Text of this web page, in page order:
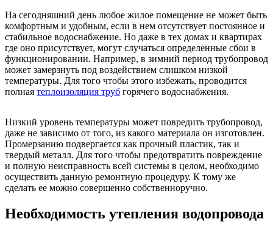
На сегодняшний день любое жилое помещение не может быть
комфортным и удобным, если в нем отсутствует постоянное и
стабильное водоснабжение. Но даже в тех домах и квартирах
где оно присутствует, могут случаться определенные сбои в
функционировании. Например, в зимний период трубопровод
может замерзнуть под воздействием слишком низкой
температуры. Для того чтобы этого избежать, проводится
полная теплоизоляция труб горячего водоснабжения.
Низкий уровень температуры может повредить трубопровод,
даже не зависимо от того, из какого материала он изготовлен.
Промерзанию подвергается как прочный пластик, так и
твердый металл. Для того чтобы предотвратить повреждение
и полную неисправность всей системы в целом, необходимо
осуществить данную ремонтную процедуру. К тому же
сделать ее можно совершенно собственноручно.
Необходимость утепления водопровода